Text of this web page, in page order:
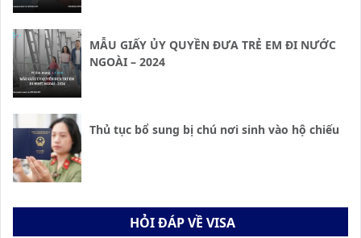
MẪU GIẤY ỦY QUYỀN ĐƯA TRẺ EM ĐI NƯỚC
NGOÀI – 2024
Thủ tục bổ sung bị chú nơi sinh vào hộ chiếu
HỎI ĐÁP VỀ VISA